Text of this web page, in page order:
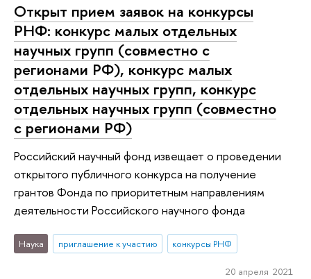
Открыт прием заявок на конкурсы
РНФ: конкурс малых отдельных
научных групп (совместно с
регионами РФ), конкурс малых
отдельных научных групп, конкурс
отдельных научных групп (совместно
с регионами РФ)
Российский научный фонд извещает о проведении
открытого публичного конкурса на получение
грантов Фонда по приоритетным направлениям
деятельности Российского научного фонда
Наука приглашение к участию конкурсы РНФ
20 апреля 2021